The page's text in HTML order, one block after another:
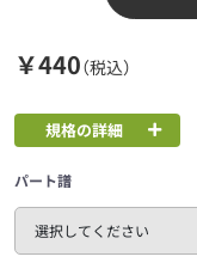
￥440（税込）
規格の詳細
パート譜